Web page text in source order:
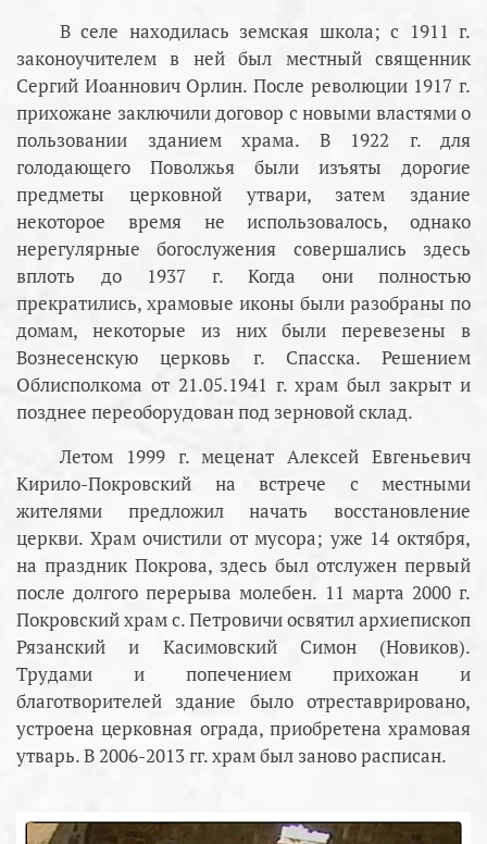
В селе находилась земская школа; с 1911 г.
законоучителем в ней был местный священник
Сергий Иоаннович Орлин. После революции 1917 г.
прихожане заключили договор с новыми властями о
пользовании зданием храма. В 1922 г. для
голодающего Поволжья были изъяты дорогие
предметы церковной утвари, затем здание
некоторое время не использовалось, однако
нерегулярные богослужения совершались здесь
вплоть до 1937 г. Когда они полностью
прекратились, храмовые иконы были разобраны по
домам, некоторые из них были перевезены в
Вознесенскую церковь г. Спасска. Решением
Облисполкома от 21.05.1941 г. храм был закрыт и
позднее переоборудован под зерновой склад.
Летом 1999 г. меценат Алексей Евгеньевич
Кирило-Покровский на встрече с местными
жителями предложил начать восстановление
церкви. Храм очистили от мусора; уже 14 октября,
на праздник Покрова, здесь был отслужен первый
после долгого перерыва молебен. 11 марта 2000 г.
Покровский храм с. Петровичи освятил архиепископ
Рязанский и Касимовский Симон (Новиков).
Трудами и попечением прихожан и
благотворителей здание было отреставрировано,
устроена церковная ограда, приобретена храмовая
утварь. В 2006-2013 гг. храм был заново расписан.